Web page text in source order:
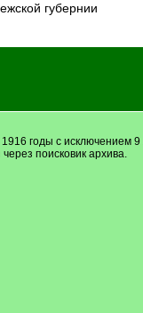
губернии
годы с исключением
поисковик архива.